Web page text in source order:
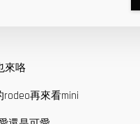
來咯
再來看mini